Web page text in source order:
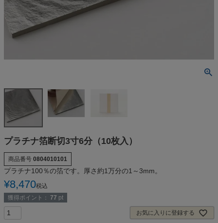
プラチナ箔断切3寸6分（10枚入）
商品番号 0804010101
プラチナ100％の箔です。厚さ約1万分の1～3mm。
¥8,470税込
獲得ポイント： 77 pt
お気に入りに登録する